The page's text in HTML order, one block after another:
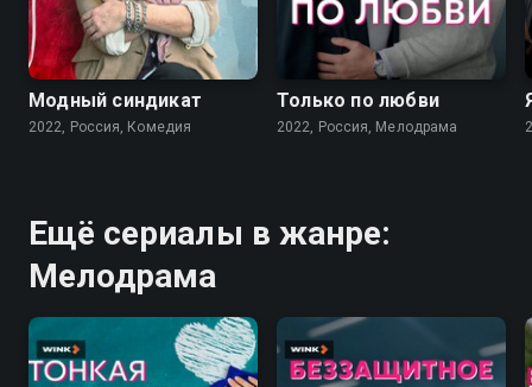
7.6
Модный синдикат
2022, Россия, Комедия
Только по любви
2022, Россия, Мелодрама
Ещё сериалы в жанре:
Мелодрама